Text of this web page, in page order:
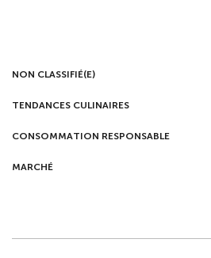
NON CLASSIFIÉ(E)
TENDANCES CULINAIRES
CONSOMMATION RESPONSABLE
MARCHÉ